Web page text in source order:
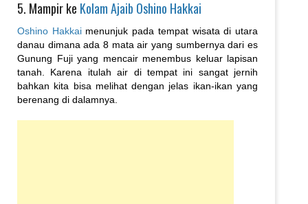
5. Mampir ke Kolam Ajaib Oshino Hakkai
Oshino Hakkaimenunjuk pada tempat wisata di utara
danau dimana ada 8 mata air yang sumbernya dari es
Gunung Fuji yang mencair menembus keluar lapisan
tanah. Karena itulah air di tempat ini sangat jernih
bahkan kita bisa melihat dengan jelas ikan-ikan yang
berenang di dalamnya.